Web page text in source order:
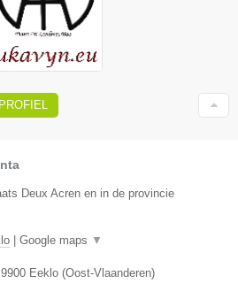
Deux Acren en in de provincie
| Google maps ▼
9900 Eeklo (Oost-Vlaanderen)